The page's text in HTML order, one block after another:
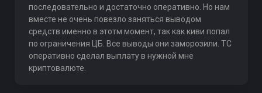
последовательно и достаточно оперативно. Но нам
вместе не очень повезло заняться выводом
средств именно в этотм момент, так как киви попал
по ограничения ЦБ. Все выводы они заморозили. ТС
оперативно сделал выплату в нужной мне
криптовалюте.